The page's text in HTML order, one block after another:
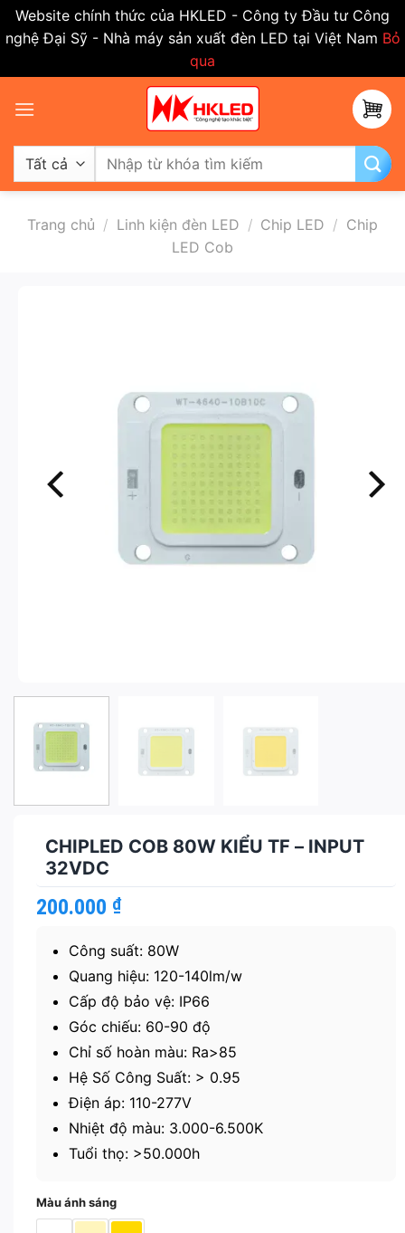
Website chính thức của HKLED - Công ty Đầu tư Công
nghệ Đại Sỹ - Nhà máy sản xuất đèn LED tại Việt Nam Bỏ
qua
qua
dung
Tìm
kiếm:
Trang chủ / Linh kiện đèn LED / Chip LED / Chip
LED Cob
CHIPLED COB 80W KIỂU TF – INPUT
32VDC
200.000 ₫
Công suất: 80W
Quang hiệu: 120-140lm/w
Cấp độ bảo vệ: IP66
Góc chiếu: 60-90 độ
Chỉ số hoàn màu: Ra>85
Hệ Số Công Suất: > 0.95
Điện áp: 110-277V
Nhiệt độ màu: 3.000-6.500K
Tuổi thọ: >50.000h
Màu ánh sáng